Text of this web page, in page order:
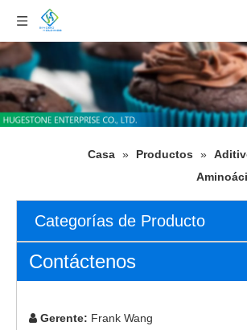
Casa » Productos »
Categorías de Producto
Contáctenos
 Gerente: Frank Wang